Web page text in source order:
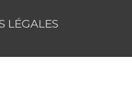
LÉGALES